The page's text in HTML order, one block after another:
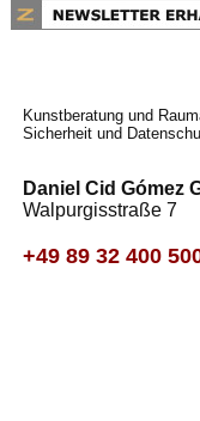
Kunstberatung und
Sicherheit und
Daniel Cid Gómez
Walpurgisstraße
+49 89 32 400